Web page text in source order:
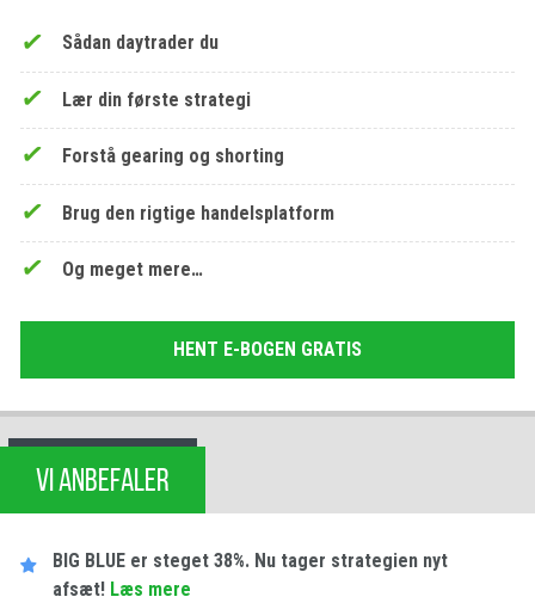
Sådan daytrader du
Lær din første strategi
Forstå gearing og shorting
Brug den rigtige handelsplatform
Og meget mere…
HENT E-BOGEN GRATIS
VI ANBEFALER
BIG BLUE er steget 38%. Nu tager strategien nyt
afsæt! Læs mere